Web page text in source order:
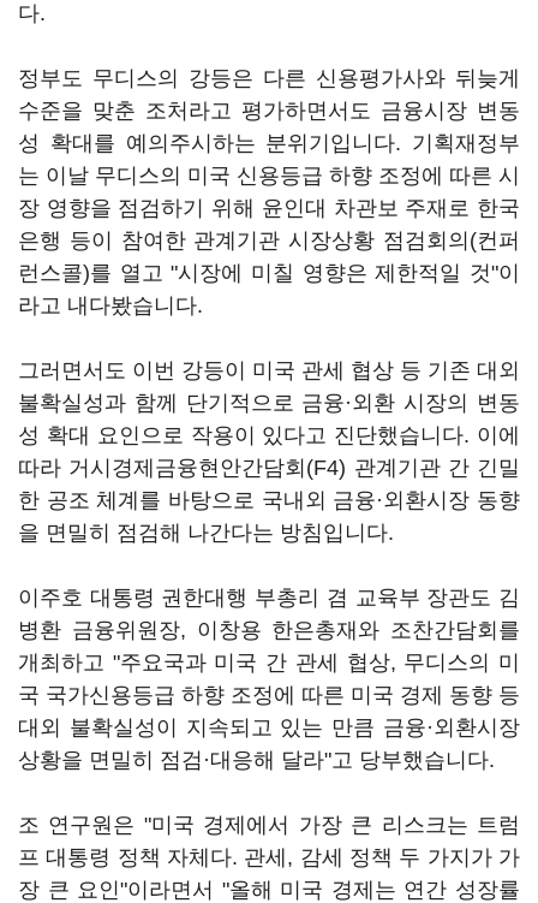
다.
정부도 무디스의 강등은 다른 신용평가사와 뒤늦게
수준을 맞춘 조처라고 평가하면서도 금융시장 변동
성 확대를 예의주시하는 분위기입니다. 기획재정부
는 이날 무디스의 미국 신용등급 하향 조정에 따른 시
장 영향을 점검하기 위해 윤인대 차관보 주재로 한국
은행 등이 참여한 관계기관 시장상황 점검회의(컨퍼
런스콜)를 열고 "시장에 미칠 영향은 제한적일 것"이
라고 내다봤습니다.
그러면서도 이번 강등이 미국 관세 협상 등 기존 대외
불확실성과 함께 단기적으로 금융·외환 시장의 변동
성 확대 요인으로 작용이 있다고 진단했습니다. 이에
따라 거시경제금융현안간담회(F4) 관계기관 간 긴밀
한 공조 체계를 바탕으로 국내외 금융·외환시장 동향
을 면밀히 점검해 나간다는 방침입니다.
이주호 대통령 권한대행 부총리 겸 교육부 장관도 김
병환 금융위원장, 이창용 한은총재와 조찬간담회를
개최하고 "주요국과 미국 간 관세 협상, 무디스의 미
국 국가신용등급 하향 조정에 따른 미국 경제 동향 등
대외 불확실성이 지속되고 있는 만큼 금융·외환시장
상황을 면밀히 점검·대응해 달라"고 당부했습니다.
조 연구원은 "미국 경제에서 가장 큰 리스크는 트럼
프 대통령 정책 자체다. 관세, 감세 정책 두 가지가 가
장 큰 요인"이라면서 "올해 미국 경제는 연간 성장률